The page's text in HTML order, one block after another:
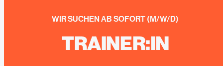
WIR SUCHEN AB SOFORT (M/W/D)
TRAINER:IN